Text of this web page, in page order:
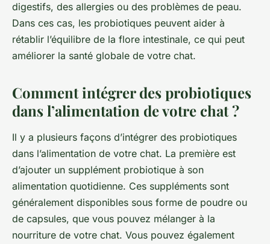
digestifs, des allergies ou des problèmes de peau.
Dans ces cas, les probiotiques peuvent aider à
rétablir l’équilibre de la flore intestinale, ce qui peut
améliorer la santé globale de votre chat.
Comment intégrer des probiotiques
dans l’alimentation de votre chat ?
Il y a plusieurs façons d’intégrer des probiotiques
dans l’alimentation de votre chat. La première est
d’ajouter un supplément probiotique à son
alimentation quotidienne. Ces suppléments sont
généralement disponibles sous forme de poudre ou
de capsules, que vous pouvez mélanger à la
nourriture de votre chat. Vous pouvez également